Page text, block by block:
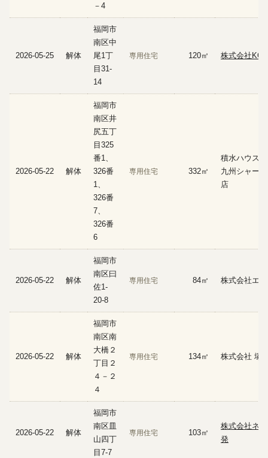
－4
2026-05-25 解体
福岡市
南区中
尾1丁
目31-
14
専用住宅 120㎡ 株式会社
2026-05-22 解体
福岡市
南区井
尻五丁
目325
番1、
326番
1、
326番
7、
326番
6
専用住宅 332㎡
積水ハウス
九州シャー
店
2026-05-22 解体
福岡市
南区曰
佐1-
20-8
専用住宅 84㎡ 株式会社エ
2026-05-22 解体
福岡市
南区南
大橋２
丁目２
４－２
４
専用住宅 134㎡ 株式会社 塚
2026-05-22 解体
福岡市
南区皿
山四丁
目7-7
専用住宅 103㎡
株式会社ネ
発